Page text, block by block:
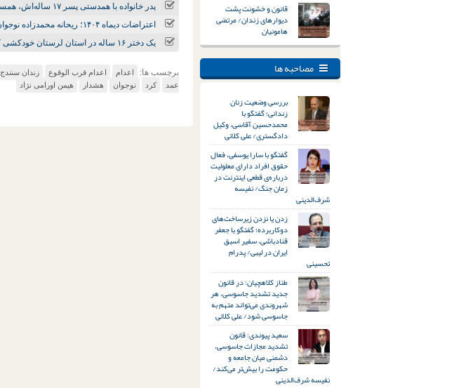
پدر خانواده با همدستی پسر ۱۷ ساله‌اش، همسر و دختر هشت‌ساله خود را به قتل رساند
اعتراضات دیماه ۱۴۰۴؛ ریحانه محمدزاده نوجوان ۱۵ ساله به پرداخت جزای نقدی محکوم شد
یک دختر ۱۶ ساله در استان لرستان خودکشی کرد
برچسب ها: اعدام اعدام قرب الوقوع زندان سنندج
عمد
کرد نوجوان هشدار هیمن اورامی نژاد
قانون و خشونت پشت
دیوارهای زندان/ مرتضی
هامونیان
مصاحبه ها
بررسی وضعیت زنان
زندانی؛ گفتگو با
محمدحسین آقاسی، وکیل
دادگستری/ علی کلائی
گفتگو با سارا یوسفی، فعال
حقوق افراد دارای معلولیت
درباره‌ی قطعی اینترنت در
زمان جنگ/ نفیسه
شرف‌الدینی
زدن یا نزدن زیرساخت‌های
دوکاربرده؛ گفتگو با جعفر
قنادباشی، سفیر اسبق
ایران در لیبی/ پدرام
تحسینی
طناز کلاهچیان: در قانون
جدید تشدید جاسوسی، هر
شهروندی می‌تواند متهم به
جاسوسی شود/ علی کلائی
سعید پیوندی: قانون
تشدید مجازات جاسوسی،
دشمنی میان جامعه و
حکومت را بیش‌تر می‌کند/
نفیسه شرف‌الدینی